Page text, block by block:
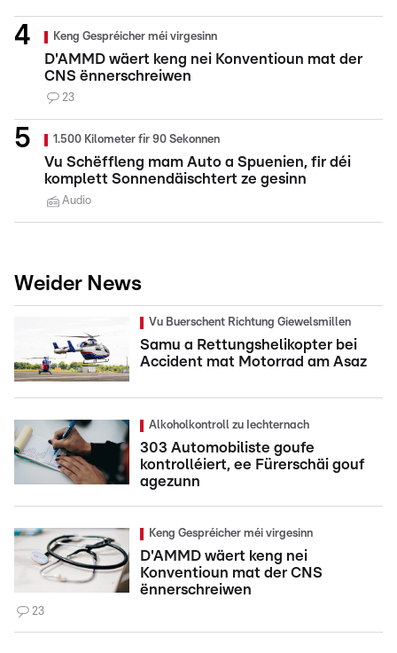
Keng Gespréicher méi virgesinn
D'AMMD wäert keng nei Konventioun mat der
CNS ënnerschreiwen
23
1.500 Kilometer fir 90 Sekonnen
Vu Schëffleng mam Auto a Spuenien, fir déi
komplett Sonnendäischtert ze gesinn
Audio
Weider News
Vu Buerschent Richtung Giewelsmillen
Samu a Rettungshelikopter bei
Accident mat Motorrad am Asaz
Alkoholkontroll zu Iechternach
303 Automobiliste goufe
kontrolléiert, ee Fürerschäi gouf
agezunn
Keng Gespréicher méi virgesinn
D'AMMD wäert keng nei
Konventioun mat der CNS
ënnerschreiwen
23